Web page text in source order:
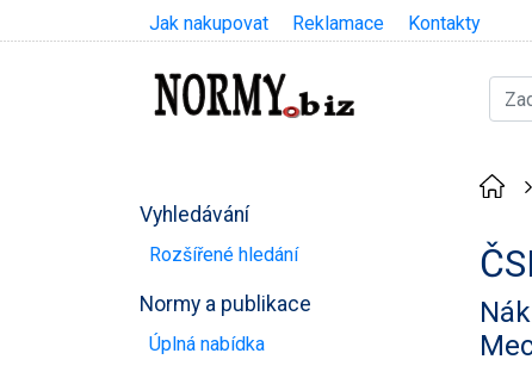
Jak nakupovat Reklamace Kontakty
Vyhledávání
Rozšířené hledání
Normy a publikace
Úplná nabídka